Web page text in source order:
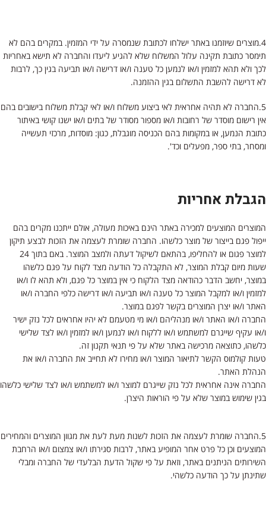
4.מוצרים שיוזמנו באתר ישלחו לכתובת שנמסרה על ידי המזמין. במקרים בהם לא
תימסר כתובת תקינה עלול המשלוח שלא להגיע ליעדו והחברה לא תישא באחריות
לכך ולא תהא למזמין ו/או לנמען כל טענה ו/או דרישה ו/או תביעה בגין כך, לרבות
לא דרישה להשבת התשלום בגין ההזמנה.
5.החברה לא תהיה אחראית לאי ביצוע משלוח ו/או לאי קבלת משלוח בישובים בהם
אין רישום מוסדר של רחובות ו/או מספור מסודר של בתים ו/או ישנו קושי באיתור
כתובת הנמען, או במקומות בהם הכניסה מוגבלת, כגון: מוסדות, מרכזי תעשייה
ומסחר, בתי ספר, מפעלים וכד'.
הגבלת אחריות
המוצרים המוצעים למכירה באתר הינם באיכות מעולה, אולם ייתכנו מקרים בהם
ייפול פגם בייצור של מוצר כלשהו. החברה שומרת לעצמה את הזכות לבצע תיקון
למוצר פגום או להחליפו, בהתאם לשיקול דעתה ולמצב המוצר. באם בתוך 24
שעות מיום קבלת המוצר, לא התקבלה כל הודעה מצד לקוח על פגם כלשהו
במוצר, יחשב הדבר כהודאה מצד הלקוח כי אין במוצר כל פגם, ולא תהא לו ו/או
למזמין ו/או למקבל המוצר כל טענה ו/או תביעה ו/או דרישה כלפי החברה ו/או
האתר ו/או יצרן המוצרים בקשר לפגם במוצר.
החברה ו/או האתר ו/או מנהליהם ו/או מי מטעמם לא יהיו אחראים לכל נזק ישיר
ו/או עקיף שייגרם למשתמש ו/או ללקוח ו/או לנמען ו/או למזמין ו/או לצד שלישי
כלשהו, כתוצאה מרכישה באתר שלא על פי תנאי תקנון זה.
טעות קולמוס הקשר לתיאור המוצר ו/או מחירו לא תחייב את החברה ו/או את
הנהלת האתר.
החברה אינה אחראית לכל נזק שייגרם למוצר ו/או למשתמש ו/או לצד שלישי כלשהו
בגין שימוש במוצר שלא על פי הוראות היצרן.
5.החברה שומרת לעצמה את הזכות לשנות מעת לעת את מגוון המוצרים והמחירים
המוצעים וכן כל פרט אחר המופיע באתר, לרבות סגירתו ו/או צמצום ו/או הרחבת
השירותים הניתנים באתר, וזאת על פי שקול הדעת הבלעדי של החברה ומבלי
שתינתן על כך הודעה כלשהי.